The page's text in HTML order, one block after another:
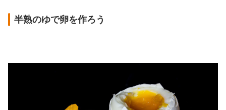
半熟のゆで卵を作ろう